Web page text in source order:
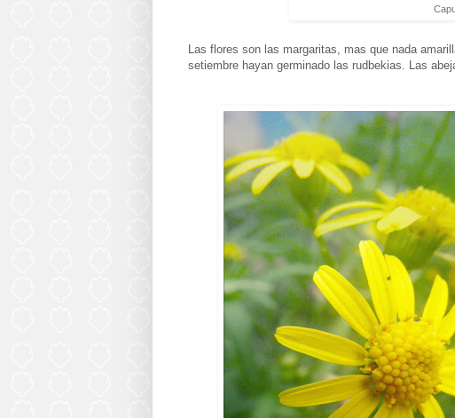
Las flores son las margaritas, mas que nada
setiembre hayan germinado las rudbekias. Las